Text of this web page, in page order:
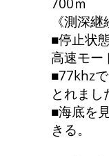
700ｍ
《測深
■停止状
高速モー
■77khz
とれまし
■海底を
きる。